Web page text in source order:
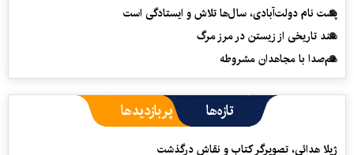
پشت نام دولت‌آبادی، سال‌ها تلاش و ایستادگی است
سند تاریخی از زیستن در مرز مرگ
هم‌صدا با مجاهدان مشروطه
تازه‌ها پربازدیدها
ژیلا هدائی، تصویرگر کتاب و نقاش درگذشت